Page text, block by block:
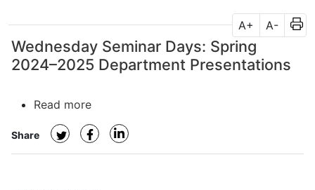
A+ A-
Wednesday Seminar Days: Spring
2024–2025 Department Presentations
Read more
Wednesday
Seminar
Days:
Share